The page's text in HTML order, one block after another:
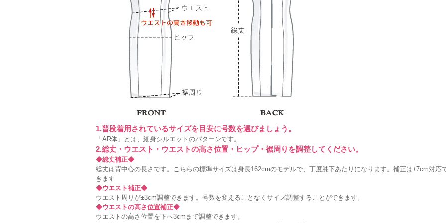
1.普段着用されているサイズを目安に号数を選びましょう。
「AR体」とは、細身シルエットのパターンです。
2.総丈・ウエスト・ウエストの高さ位置・ヒップ・裾周りを調整してください。
◆総丈補正◆
総丈は背中心の長さです。こちらの標準サイズは身長162cmのモデルで、丁度膝下あたりになります。補正は±7cm対応
きます
◆ウエスト補正◆
ウエスト周りが±3cm調整できます。号数を変えることなくサイズ調整することができます。
◆ウエストの高さ位置補正◆
ウエストの高さ位置を下へ3cmまで調整できます。